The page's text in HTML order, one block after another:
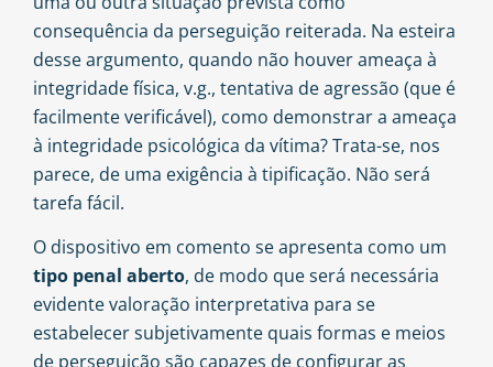
consequência da perseguição reiterada. Na esteira
desse argumento, quando não houver ameaça à
integridade física, v.g., tentativa de agressão (que é
facilmente verificável), como demonstrar a ameaça
à integridade psicológica da vítima? Trata-se, nos
parece, de uma exigência à tipificação. Não será
tarefa fácil.
O dispositivo em comento se apresenta como um
tipo penal aberto, de modo que será necessária
evidente valoração interpretativa para se
estabelecer subjetivamente quais formas e meios
de perseguição são capazes de configurar as